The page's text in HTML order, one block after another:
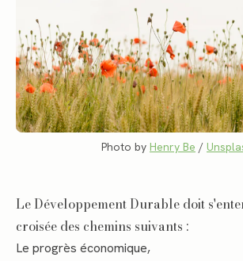
Photo by Henry Be /
Le Développement Durable doit
croisée des chemins suivants :
Le progrès économique,